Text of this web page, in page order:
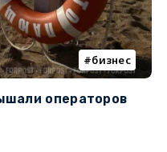
бизнес
операторов